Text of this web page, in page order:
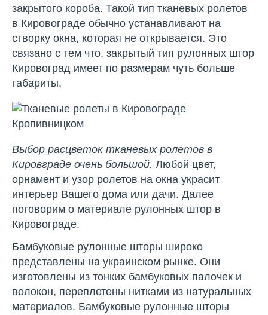
закрытого короба. Такой тип тканевых ролетов
в Кировограде обычно устанавливают на
створку окна, которая не открывается. Это
связано с тем что, закрытый тип рулонных штор
Кировоград имеет по размерам чуть больше
габариты.
Выбор расцветок тканевых ролетов в
Кировграде очень большой. Любой цвет,
орнамент и узор ролетов на окна украсит
интерьер Вашего дома или дачи. Далее
поговорим о материале рулонных штор в
Кировограде.
Бамбуковые рулонные шторы широко
представлены на украинском рынке. Они
изготовлены из тонких бамбуковых палочек и
волокон, переплетены нитками из натуральных
материалов. Бамбуковые рулонные шторы